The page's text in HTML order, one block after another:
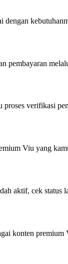
pembayaran
verifikasi
Viu yang
aktif, cek
konten